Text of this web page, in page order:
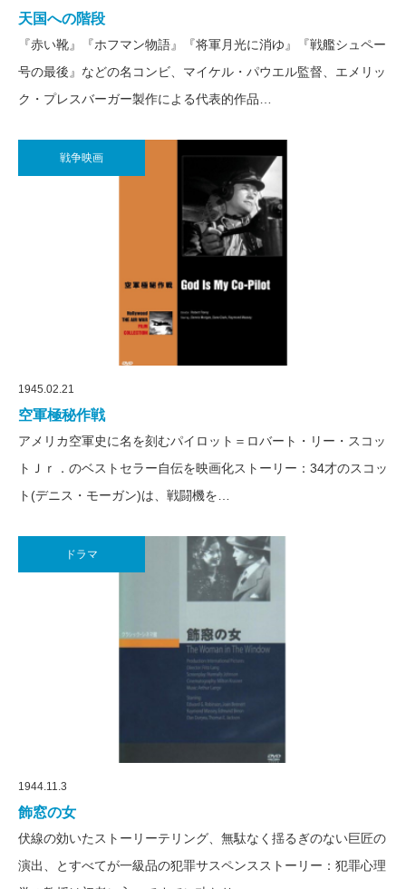
天国への階段
『赤い靴』『ホフマン物語』『将軍月光に消ゆ』『戦艦シュペー
号の最後』などの名コンビ、マイケル・パウエル監督、エメリッ
ク・プレスバーガー製作による代表的作品…
戦争映画
1945.02.21
空軍極秘作戦
アメリカ空軍史に名を刻むパイロット＝ロバート・リー・スコッ
トＪｒ．のベストセラー自伝を映画化ストーリー：34才のスコッ
ト(デニス・モーガン)は、戦闘機を…
ドラマ
1944.11.3
飾窓の女
伏線の効いたストーリーテリング、無駄なく揺るぎのない巨匠の
演出、とすべてが一級品の犯罪サスペンスストーリー：犯罪心理